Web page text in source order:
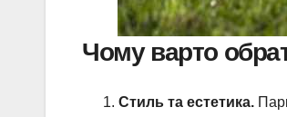
Чому варто
Стиль та естетика.